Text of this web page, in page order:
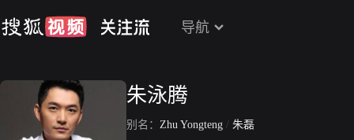
导航
朱泳腾
别名： Zhu Yongteng / 朱磊